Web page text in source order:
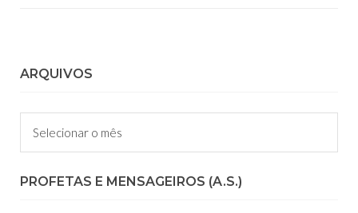
ARQUIVOS
Arquivos
PROFETAS E MENSAGEIROS (A.S.)